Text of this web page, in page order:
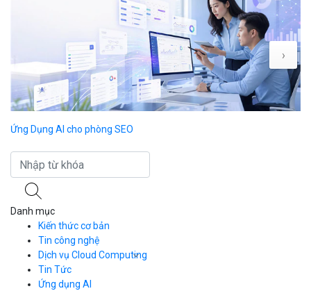
Ứng Dụng AI cho phòng SEO
›
Danh mục
Kiến thức cơ bản
Tin công nghệ
Dịch vụ Cloud Computing
Cloud Server
CDN
Tin Tức
Ứng dụng AI